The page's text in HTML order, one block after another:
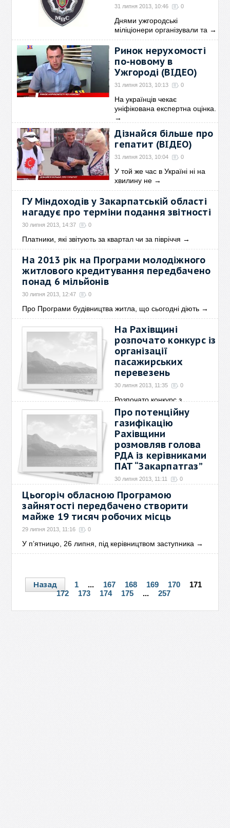
31 липня 2013, 10:46 0
Днями ужгородські
міліціонери організували та →
Ринок нерухомості
по-новому в
Ужгороді (ВІДЕО)
31 липня 2013, 10:13 0
На українців чекає
уніфікована експертна оцінка.
→
Дізнайся більше про
гепатит (ВІДЕО)
31 липня 2013, 10:04 0
У той же час в Україні ні на
хвилину не →
ГУ Міндоходів у Закарпатській області
нагадує про терміни подання звітності
30 липня 2013, 14:37 0
Платники, які звітують за квартал чи за півріччя →
На 2013 рік на Програми молодіжного
житлового кредитування передбачено
понад 6 мільйонів
30 липня 2013, 12:47 0
Про Програми будівництва житла, що сьогодні діють →
На Рахівщині
розпочато конкурс із
організації
пасажирських
перевезень
30 липня 2013, 11:35 0
Розпочато конкурс з
організації пасажирських
Про потенційну
газифікацію
Рахівщини
розмовляв голова
РДА із керівниками
ПАТ “Закарпатгаз”
30 липня 2013, 11:11 0
Забезпечення паливом для
мешканців Рахівського
Цьогоріч обласною Програмою
зайнятості передбачено створити
майже 19 тисяч робочих місць
29 липня 2013, 11:16 0
У п’ятницю, 26 липня, під керівництвом заступника →
Назад 1 ... 167 168 169 170
171
172
173 174 175 ... 257